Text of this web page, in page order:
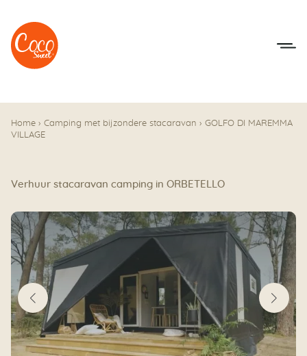
Naar het menu
Naar de inhoudsopgave
Home › Camping met bijzondere stacaravan › GOLFO DI MAREMMA
VILLAGE
Verhuur stacaravan camping in ORBETELLO